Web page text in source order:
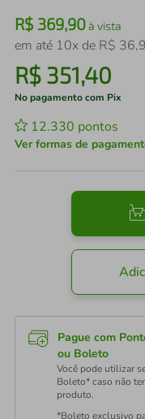
R$ 369,90à vista
em até 10x de R$ 36,
R$ 351,40
No pagamento com Pix
12.330 pontos
Ver formas de
Pague com
ou Boleto
Você pode utilizar
Boleto* caso não
produto.
*Boleto exclusivo